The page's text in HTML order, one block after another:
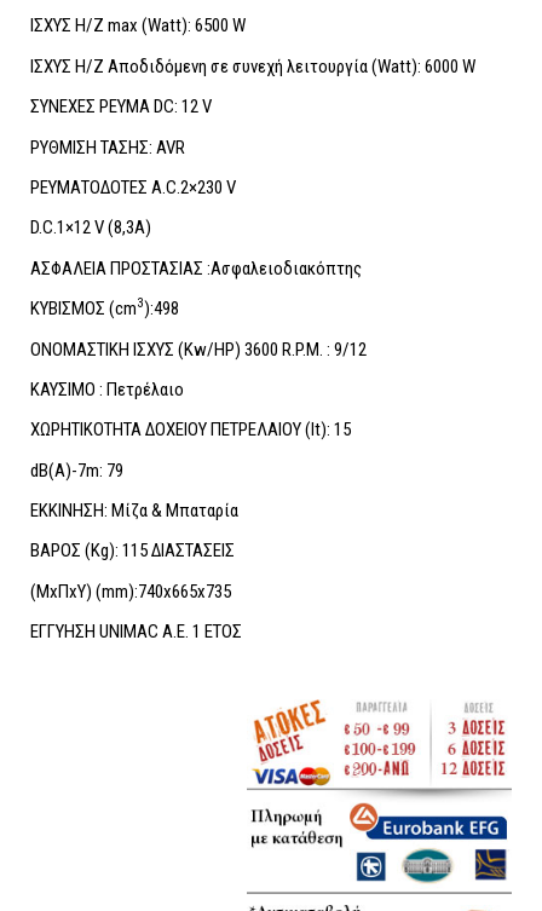
ΙΣΧΥΣ Η/Ζ max (Watt): 6500 W
ΙΣΧΥΣ H/Ζ Αποδιδόμενη σε συνεχή λειτουργία (Watt): 6000 W
ΣΥΝΕΧΕΣ ΡΕΥΜΑ DC: 12 V
ΡΥΘΜΙΣΗ ΤΑΣΗΣ: AVR
ΡΕΥΜΑΤΟΔΟΤΕΣ A.C.2×230 V
D.C.1×12 V (8,3A)
ΑΣΦΑΛΕΙΑ ΠΡΟΣΤΑΣΙΑΣ :Ασφαλειοδιακόπτης
ΚΥΒΙΣΜΟΣ (cm3):498
ΟΝΟΜΑΣΤΙΚΗ ΙΣΧΥΣ (Kw/HP) 3600 R.P.M. : 9/12
ΚΑΥΣΙΜΟ : Πετρέλαιο
ΧΩΡΗΤΙΚΟΤΗΤΑ ΔΟΧΕΙΟΥ ΠΕΤΡΕΛΑΙΟΥ (lt): 15
dB(A)-7m: 79
EKΚΙΝΗΣΗ: Μίζα & Μπαταρία
ΒΑΡΟΣ (Kg): 115 ΔΙΑΣΤΑΣΕΙΣ
(ΜxΠxY) (mm):740x665x735
ΕΓΓΥΗΣΗ UNIMAC A.E. 1 ΕΤΟΣ